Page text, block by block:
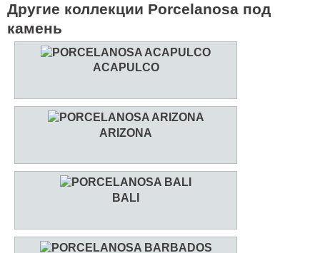
Другие коллекции Porcelanosa под
камень
ACAPULCO
ARIZONA
BALI